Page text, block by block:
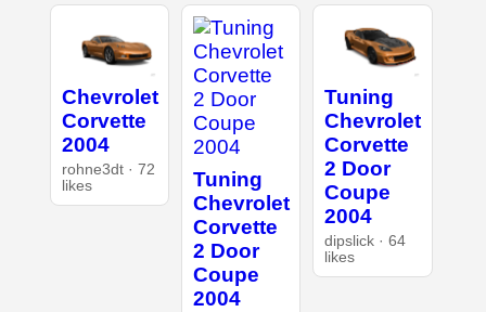
Chevrolet
Corvette
2004
rohne3dt · 72
likes
Tuning
Chevrolet
Corvette
2 Door
Coupe
2004
Tuning
Chevrolet
Corvette
2 Door
Coupe
2004
dipslick · 64
likes